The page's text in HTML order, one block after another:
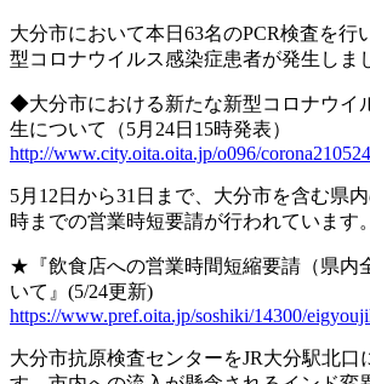
大分市において本日 63名のPCR検査を行
型コロナウイルス感染症患者が発生しま
◆大分市における新たな新型コロナウイ
生について（5月 24日 15時発表）
http://www.city.oita.oita.jp/o096/
5月 12 日から31 日まで、大分市を含む県
時までの営業時短要請が行われています。
★ 『飲食店への営業時間短縮要請（県内
いて』 (5/24更新)
https://www.pref.oita.jp/soshiki/14300/
大分市抗原検査センターをJR大分駅北口